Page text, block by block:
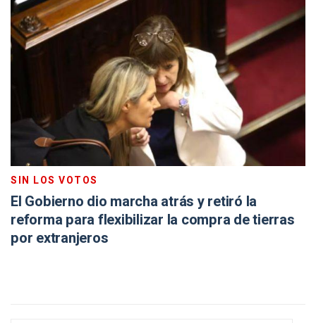
SIN LOS VOTOS
El Gobierno dio marcha atrás y retiró la
reforma para flexibilizar la compra de tierras
por extranjeros